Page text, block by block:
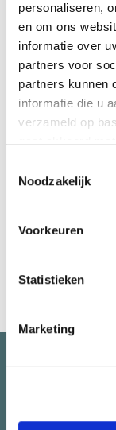
personaliseren,
en om ons
informatie over
partners voor
partners kunnen
informatie die u
verzameld op
Noodzakelijk
Voorkeuren
Statistieken
Marketing